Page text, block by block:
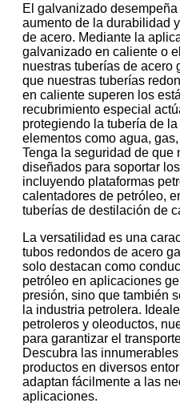
El galvanizado
aumento de la durabilidad
de acero. Mediante la
galvanizado en caliente o
nuestras tuberías de acero
que nuestras tuberías
en caliente superen los
recubrimiento especial
protegiendo la tubería de
elementos como agua,
Tenga la seguridad de que
diseñados para soportar
incluyendo plataformas
calentadores de petróleo,
tuberías de destilación de
La versatilidad es una
tubos redondos de acero
solo destacan como
petróleo en aplicaciones
presión, sino que también
la industria petrolera.
petroleros y oleoductos,
para garantizar el
Descubra las
productos en diversos
adaptan fácilmente a las
aplicaciones.